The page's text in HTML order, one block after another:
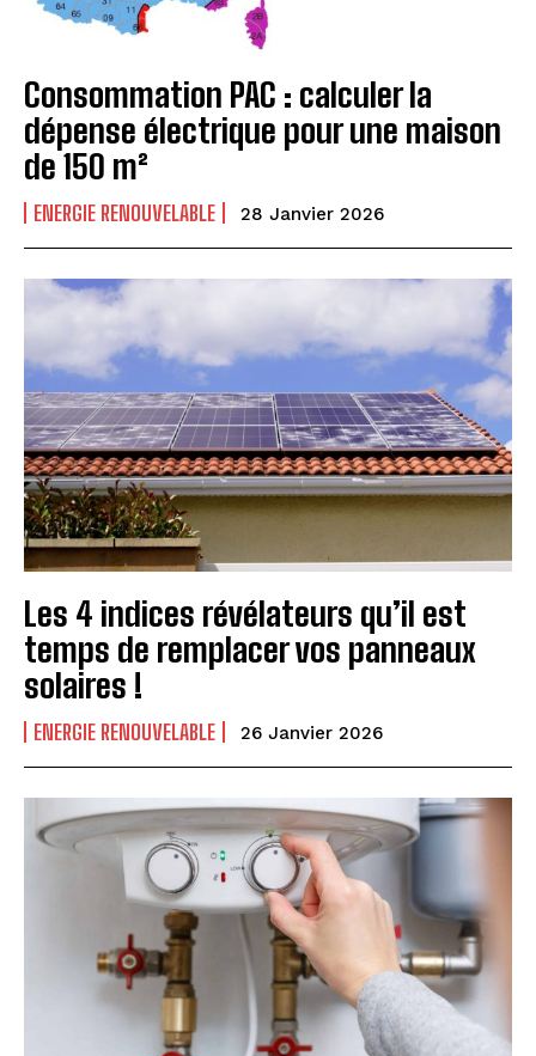
Consommation PAC : calculer la
dépense électrique pour une maison
de 150 m²
ENERGIE RENOUVELABLE 28 Janvier 2026
Les 4 indices révélateurs qu’il est
temps de remplacer vos panneaux
solaires !
ENERGIE RENOUVELABLE 26 Janvier 2026